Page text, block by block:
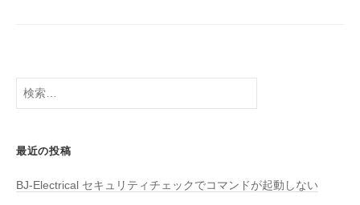
検
最近の投稿
BJ-Electrical セキュリティチェックでコマンドが起動しない